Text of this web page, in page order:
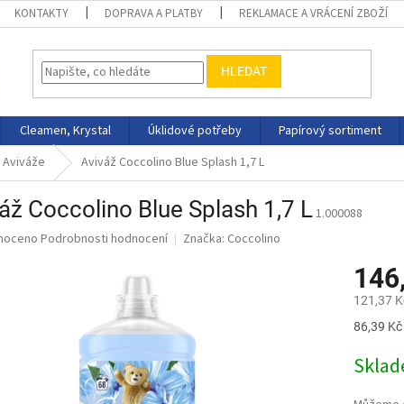
KONTAKTY DOPRAVA A PLATBY REKLAMACE A VRÁCENÍ ZBOŽÍ
HLEDAT
Cleamen, Krystal Úklidové potřeby Papírový sortiment
Aviváže Aviváž Coccolino Blue Splash 1,7 L
Coccolino Blue Splash 1,7 L1.000088
Podrobnosti hodnocení Značka: Coccolino
121,37
Měrná
86,39 Kč